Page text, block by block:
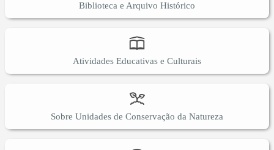
Biblioteca e Arquivo Histórico
Atividades Educativas e Culturais
Sobre Unidades de Conservação da Natureza